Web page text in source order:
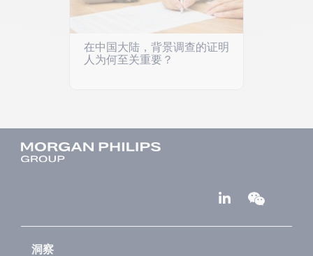
在中国大陆，背景调查的证明
人为何至关重要？
洞察